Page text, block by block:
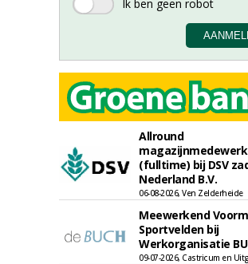
Allround
(fulltime) bij DSV
Nederland B.V.
06-08-2026, Ven Zelderheide
Meewerkend
Sportvelden bij
Werkorganisatie
09-07-2026, Castricum en